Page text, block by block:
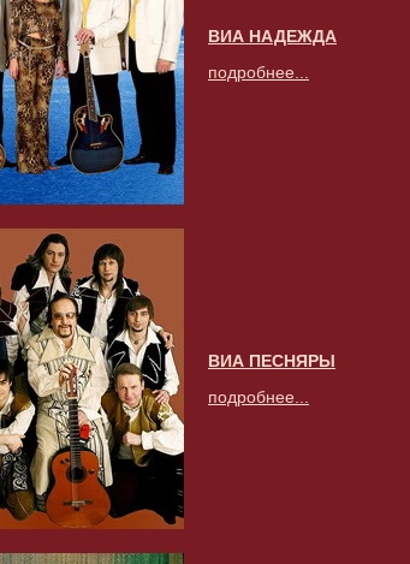
ВИА НАДЕЖДА
подробнее...
ВИА ПЕСНЯРЫ
подробнее...